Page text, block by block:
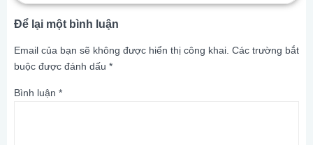
Để lại một bình luận
Email của bạn sẽ không được hiển thị công khai. Các trường bắt
buộc được đánh dấu *
Bình luận *